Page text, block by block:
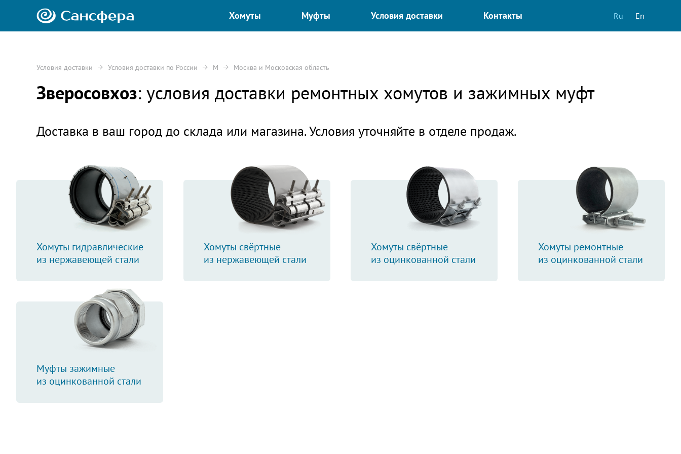
Ru En
Хомуты Муфты Условия доставки Контакты
Условия доставки Условия доставки по России М Москва и Московская область
Зверосовхоз: условия доставки ремонтных хомутов и зажимных муфт
Доставка в ваш город до склада или магазина. Условия уточняйте в отделе продаж.
Хомуты гидравлические
из нержавеющей стали
Хомуты свёртные
из нержавеющей стали
Хомуты свёртные
из оцинкованной стали
Хомуты ремонтные
из оцинкованной стали
Муфты зажимные
из оцинкованной стали